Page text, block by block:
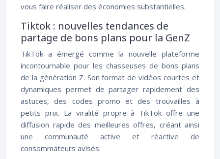
vous faire réaliser des économies substantielles.
Tiktok : nouvelles tendances de
partage de bons plans pour la GenZ
TikTok a émergé comme la nouvelle plateforme
incontournable pour les chasseuses de bons plans
de la génération Z. Son format de vidéos courtes et
dynamiques permet de partager rapidement des
astuces, des codes promo et des trouvailles à
petits prix. La viralité propre à TikTok offre une
diffusion rapide des meilleures offres, créant ainsi
une communauté active et réactive de
consommateurs avisés.